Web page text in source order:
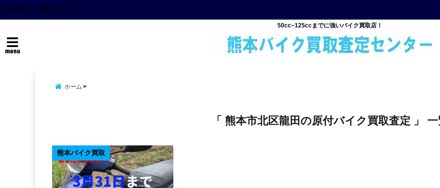
お気軽にお電話下さい！！
50cc~125ccまでに強いバイク買取店！
menu
ホーム
「 熊本市北区龍田の原付バイク買取査定 」
熊本バイク買取